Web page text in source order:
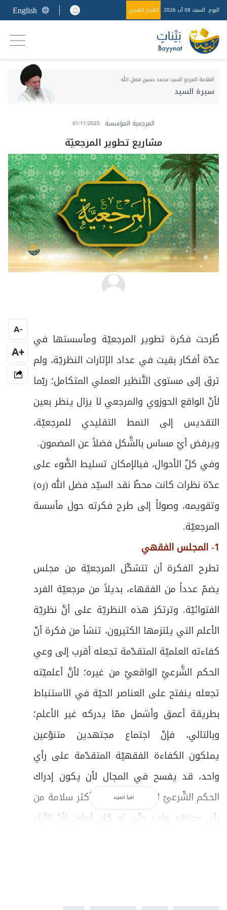
اليوم السبت 08 آب 2026 التاريخ الهجري English
العلامة المرجع السيد محمد حسين فضل الله
سيرة السيد
المرجعية المؤسسة 01/11/2025
مشاريع تطوير المرجعيّة
طُرحت فكرة تطوير المرجعيّة ومأسستها في
عدّة أفكار بقيت في عداد الإثارات النظريّة، ولم
ترقَ إلى مستوى التَّنظير العملي المتكامل؛ ربّما
لأنّ الواقع الحوزوي والمرجعي لا يزال ينظر بعين
التقديس إلى النمط التقليدي للمرجعيّة،
ويرفض أيّ مساس بالشَّكل فضلاً عن المضمون.
وفي كلّ الأحوال، فبالإمكان تسليط الضَّوء على
عدّة نظرات كانت محطّ نقد السيّد فضل الله (ره)
وتقويمه، وصولاً إلى طرح فكرته حول مأسسة
المرجعيّة.
1- المجلس الفقهي
تطرح الفكرة أن تتشكّل المرجعيّة من مجلس
يضمّ عدداً من الفقهاء، بديلاً من مرجعيّة الفرد
الفتوائيّة. وترتكز هذه النظريّة على أنَّ نظريّة
الأعلم التي يلتزمها الكثيرون، تنشأ من فكرة أنّ
كفاءته العلميّة المتقدّمة تجعله أقرب إلى وعي
الحكم الشَّرعيّ الواقعيّ من غيره؛ لأنَّ أعلميّته
تجعله ينفتح على العناصر الحيّة في الاستنباط
بطريقة أعمق وأشمل ممّا يدركه غير الأعلم؛
وبالتالي، فإنّ اجتماع مجتهدين متنوّعين
يملكون الكفاءة الفقهيّة المتقدّمة على رأي
واحد، قد يفسح في المجال لأن يكون إدراك
الحكم الشّرعيّ الواقعيّ بطريقة أكثر سلامة من
رأي مجتهد واحد حتّى لو كان أعلم؛ لأنّ الآراء
اقرأ المزيد
-
A
+A